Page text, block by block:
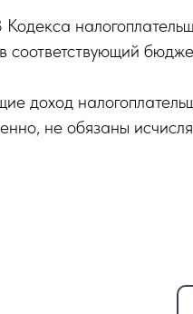
доход
не обязаны